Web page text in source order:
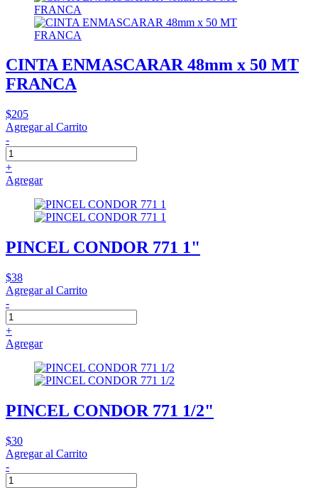
CINTA ENMASCARAR 48mm x 50 MT
FRANCA
$205
Agregar al Carrito
-
+
Agregar
PINCEL CONDOR 771 1"
$38
Agregar al Carrito
-
+
Agregar
PINCEL CONDOR 771 1/2"
$30
Agregar al Carrito
-